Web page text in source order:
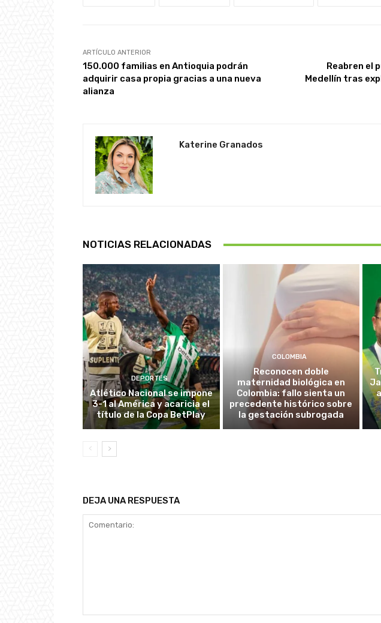
ARTÍCULO ANTERIOR
150.000 familias en Antioquia podrán
adquirir casa propia gracias a una nueva
alianza
Reabren el
Medellín tras
Katerine Granados
NOTICIAS RELACIONADAS
DEPORTES
Atlético Nacional se impone
3-1 al América y acaricia el
título de la Copa BetPlay
COLOMBIA
Reconocen doble
maternidad biológica en
Colombia: fallo sienta un
precedente histórico sobre
la gestación subrogada
DEJA UNA RESPUESTA